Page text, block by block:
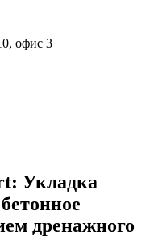
офис 3
Укладка
дренажного